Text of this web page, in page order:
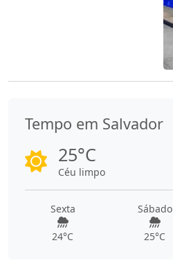
Tempo em Salvador
25°C
Céu limpo
Sexta
24°C
Sábado
25°C